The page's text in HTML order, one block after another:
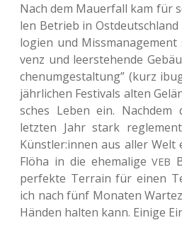
Nach dem Mau­er­fall kam für
len Betrieb in
lo­gien und
venz und leer­ste­hen­de
chen­um­ge­stal­tung” (kurz
jähr­li­chen Fes­ti­vals alten
sches Leben ein. Nach­dem
letz­ten Jahr stark
Künstler:innen aus aller Welt
Flöha in die ehe­ma­li­geVEB
per­fek­te Ter­rain für einen
ich nach fünf Mona­ten
Händen halten kann. Einige